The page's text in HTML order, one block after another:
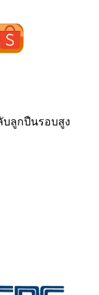
ลับลูกปืนรอบสูง